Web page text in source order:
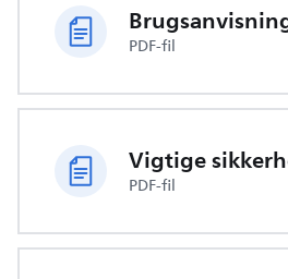
PDF-fil
PDF-fil